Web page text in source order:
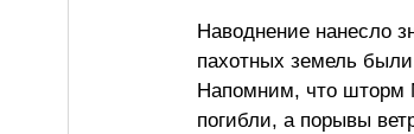
Наводнение нанесло
пахотных земель
Напомним, что шторм
погибли, а порывы